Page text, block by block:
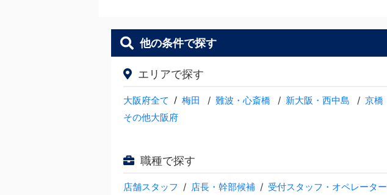
他の条件で探す
エリアで探す
大阪府全て / 梅田 難波・心斎橋 新大阪・西中島 京橋
その他大阪府
職種で探す
店舗スタッフ 店長・幹部候補 受付スタッフ・オペレーター